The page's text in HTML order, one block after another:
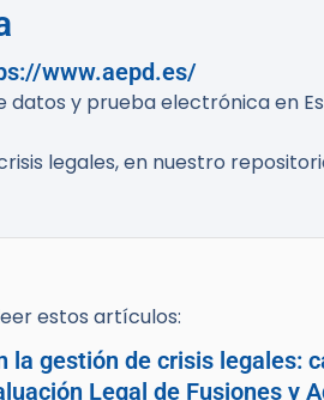
www.aepd.es/
y prueba electrónica en
legales, en nuestro
estos artículos:
la gestión de crisis legales:
Legal de Fusiones y